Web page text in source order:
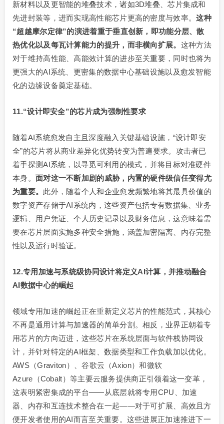
新材料以及更智能的堆叠技术，诸如3D堆叠、芯片集成和
先进封装等，进而实现高性能芯片更高的密度与效率。这种
“超越摩尔定律”的演进着重于垂直创新，即功能分层、散
热优化以及每瓦计算能力的提升，而非横向扩展。 这种方法
对于维持高性能、高能效计算的进步至关重要，同时也将为
更强大的AI系统、更密集的数据中心基础设施以及愈发智能
化的边缘设备奠定基础。
11.“设计即安全”的芯片成为强制性要求
随着AI系统愈发自主且深度融入关键基础设施，“设计即安
全”的芯片将从商业差异化优势转变为普遍要求。攻击者已
着手探测AI系统，以寻觅可利用的模式，并将目标对准硬件
本身。 面对这一不断加剧的威胁，内置的硬件级信任变得尤
为重要。 此外，随着个人和企业愈发频繁地将其最具价值的
数字资产存储于AI系统内，这些资产包括专有数据集、业务
逻辑、用户凭证、个人历史记录以及财务信息，这意味着需
要在芯片层面实施多种安全措施，涵盖加密隔离、内存完整
性以及运行时验证。
12.专用加速与系统级协同设计将定义AI计算，并推动融合
AI数据中心的崛起
领域专用加速的崛起正在重新定义芯片的性能范式，其核心
不再是通用计算与加速器的简单分割。相反，业界正朝着专
用芯片的方向迈进，这些芯片在系统层面与软件栈协同设
计，并针对特定的AI框架、数据类型和工作负载加以优化。
AWS（Graviton）、谷歌云（Axion）和微软
Azure（Cobalt）等主要云服务提供商正引领着这一变革，
这表明紧密集成的平台——从底层就将专用CPU、加速
器、内存和互连技术整合在一起——对于可扩展、高效且方
便开发者使用的AI而言至关重要。这些进展正加速推进下一